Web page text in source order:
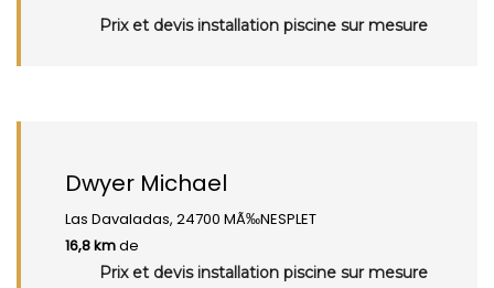
Prix et devis installation piscine sur mesure
Dwyer Michael
Las Davaladas, 24700 MÃ‰NESPLET
16,8 kmde
Prix et devis installation piscine sur mesure